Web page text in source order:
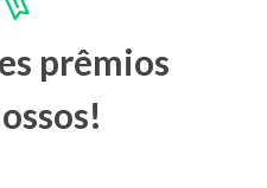
prêmios